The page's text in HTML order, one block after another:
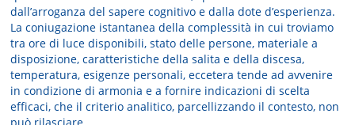
dall’arroganza del sapere cognitivo e dalla dote d’esperienza.
La coniugazione istantanea della complessità in cui troviamo
tra ore di luce disponibili, stato delle persone, materiale a
disposizione, caratteristiche della salita e della discesa,
temperatura, esigenze personali, eccetera tende ad avvenire
in condizione di armonia e a fornire indicazioni di scelta
efficaci, che il criterio analitico, parcellizzando il contesto, non